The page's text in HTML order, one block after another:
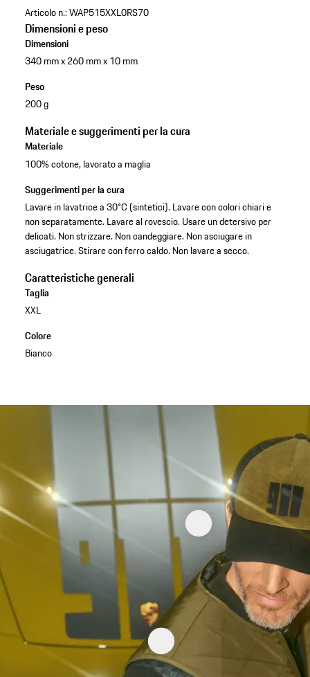
Articolo n.:WAP515XXL0RS70
Dimensioni e peso
Dimensioni
340 mm x 260 mm x 10 mm
Peso
200 g
Materiale e suggerimenti per la cura
Materiale
100% cotone, lavorato a maglia
Suggerimenti per la cura
Lavare in lavatrice a 30°C (sintetici). Lavare con colori chiari e
non separatamente. Lavare al rovescio. Usare un detersivo per
delicati. Non strizzare. Non candeggiare. Non asciugare in
asciugatrice. Stirare con ferro caldo. Non lavare a secco.
Caratteristiche generali
Taglia
XXL
Colore
Bianco